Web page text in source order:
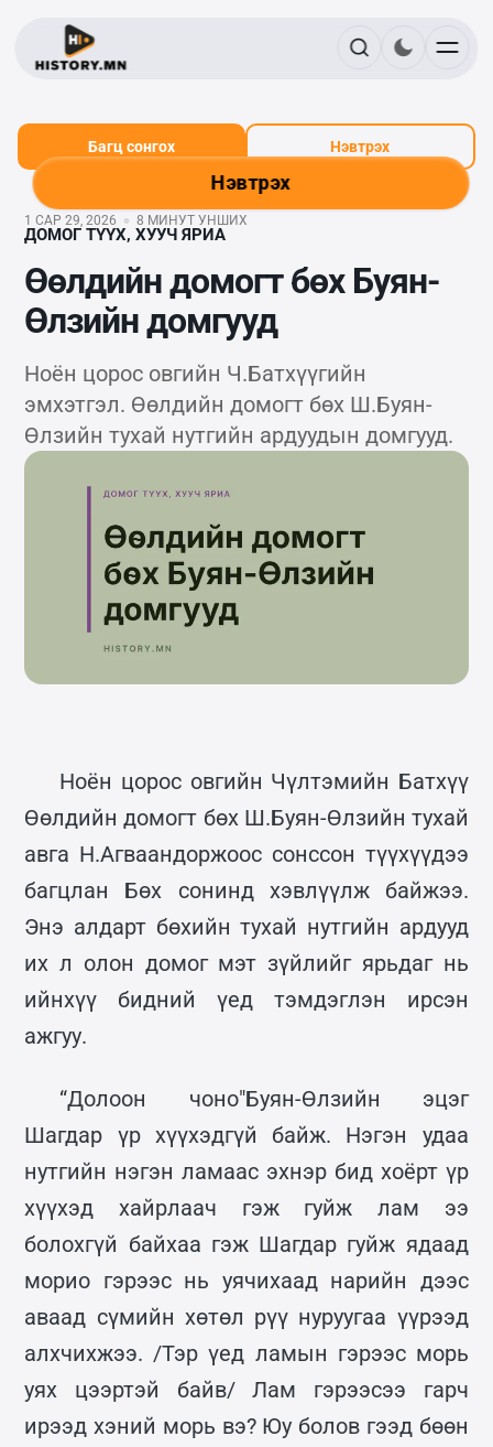
Нэвтрэх
Багц сонгох Нэвтрэх
1 САР 29, 2026 8 МИНУТ УНШИХ
ДОМОГ ТҮҮХ, ХУУЧ ЯРИА
Өөлдийн домогт бөх Буян-
Өлзийн домгууд
Ноён цорос овгийн Ч.Батхүүгийн
эмхэтгэл. Өөлдийн домогт бөх Ш.Буян-
Өлзийн тухай нутгийн ардуудын домгууд.
Ноён цорос овгийн Чүлтэмийн Батхүү
Өөлдийн домогт бөх Ш.Буян-Өлзийн тухай
авга Н.Агваандоржоос сонссон түүхүүдээ
багцлан Бөх сонинд хэвлүүлж байжээ.
Энэ алдарт бөхийн тухай нутгийн ардууд
их л олон домог мэт зүйлийг ярьдаг нь
ийнхүү бидний үед тэмдэглэн ирсэн
ажгуу.
“Долоон чоно"Буян-Өлзийн эцэг
Шагдар үр хүүхэдгүй байж. Нэгэн удаа
нутгийн нэгэн ламаас эхнэр бид хоёрт үр
хүүхэд хайрлаач гэж гуйж лам ээ
болохгүй байхаа гэж Шагдар гуйж ядаад
морио гэрээс нь уячихаад нарийн дээс
аваад сүмийн хөтөл рүү нуруугаа үүрээд
алхчихжээ. /Тэр үед ламын гэрээс морь
уях цээртэй байв/ Лам гэрээсээ гарч
ирээд хэний морь вэ? Юу болов гээд бөөн